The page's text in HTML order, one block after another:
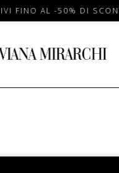
FINO AL -50% DI